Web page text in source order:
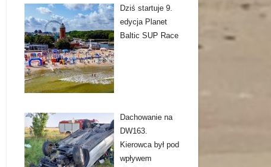
Dziś startuje 9.
edycja Planet
Baltic SUP Race
Dachowanie na
DW163.
Kierowca był pod
wpływem